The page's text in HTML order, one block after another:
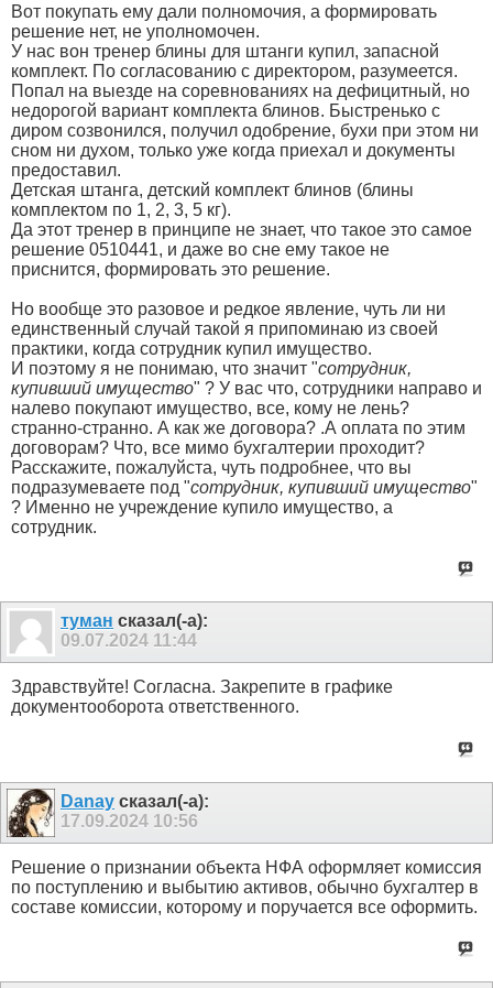
Вот покупать ему дали полномочия, а формировать
решение нет, не уполномочен.
У нас вон тренер блины для штанги купил, запасной
комплект. По согласованию с директором, разумеется.
Попал на выезде на соревнованиях на дефицитный, но
недорогой вариант комплекта блинов. Быстренько с
диром созвонился, получил одобрение, бухи при этом ни
сном ни духом, только уже когда приехал и документы
предоставил.
Детская штанга, детский комплект блинов (блины
комплектом по 1, 2, 3, 5 кг).
Да этот тренер в принципе не знает, что такое это самое
решение 0510441, и даже во сне ему такое не
приснится, формировать это решение.
Но вообще это разовое и редкое явление, чуть ли ни
единственный случай такой я припоминаю из своей
практики, когда сотрудник купил имущество.
И поэтому я не понимаю, что значит "сотрудник,
купивший имущество" ? У вас что, сотрудники направо и
налево покупают имущество, все, кому не лень?
странно-странно. А как же договора? .А оплата по этим
договорам? Что, все мимо бухгалтерии проходит?
Расскажите, пожалуйста, чуть подробнее, что вы
подразумеваете под "сотрудник, купивший имущество"
? Именно не учреждение купило имущество, а
сотрудник.
туман сказал(-а):
09.07.2024 11:44
Здравствуйте! Согласна. Закрепите в графике
документооборота ответственного.
Danay сказал(-а):
17.09.2024 10:56
Решение о признании объекта НФА оформляет комиссия
по поступлению и выбытию активов, обычно бухгалтер в
составе комиссии, которому и поручается все оформить.